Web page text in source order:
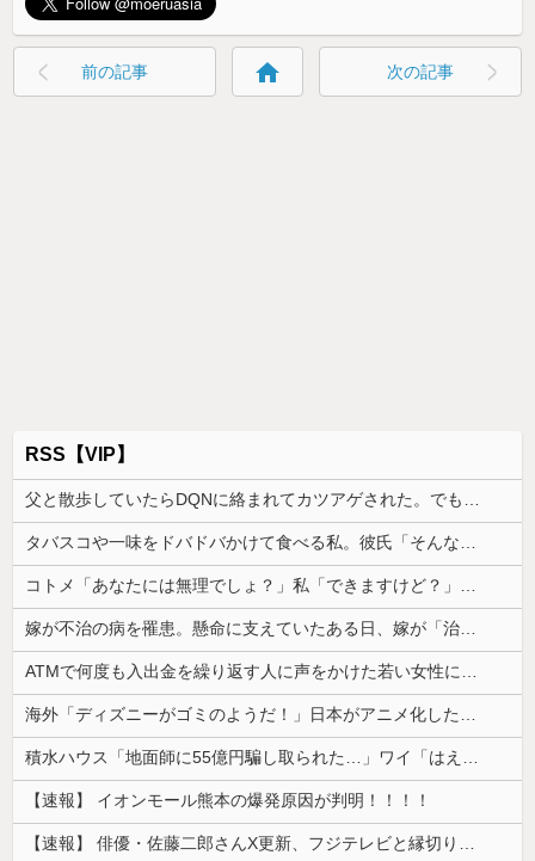
前の記事 home 次の記事
RSS【VIP】
【速報】 イオンモール熊本の爆発原因が判明！！！！